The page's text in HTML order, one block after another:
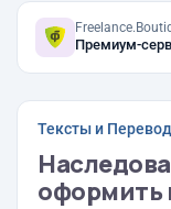
Премиум-
Тексты и
оформить